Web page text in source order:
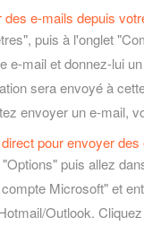
e-mails depuis
puis à l'onglet
e-mail et donnez-lui
sera envoyé à
envoyer un e-mail,
pour envoyer
puis allez
Microsoft" et
Outlook.